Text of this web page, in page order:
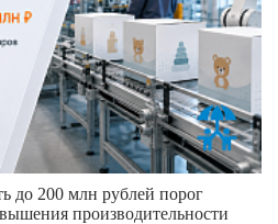
до 200 млн рублей порог
производительности